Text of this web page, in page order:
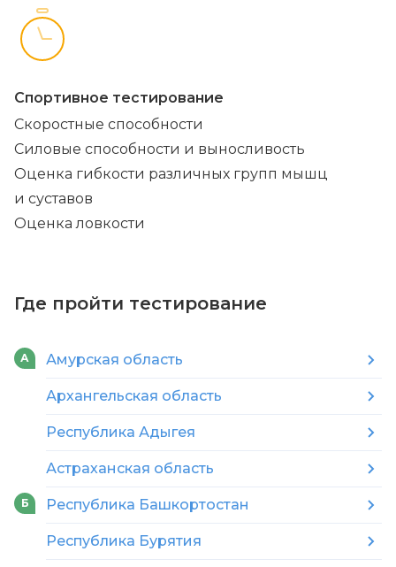
Спортивное тестирование
Скоростные способности
Силовые способности и выносливость
Оценка гибкости различных групп мышц
и суставов
Оценка ловкости
Где пройти тестирование
А Амурская область
Архангельская область
Республика Адыгея
Астраханская область
Б Республика Башкортостан
Республика Бурятия